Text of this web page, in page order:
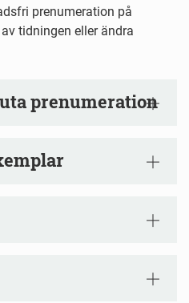
prenumeration på
tidningen eller ändra
prenumeration